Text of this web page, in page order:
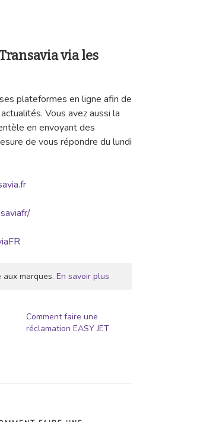
via les
plateformes en ligne afin de
Vous avez aussi la
en envoyant des
de vous répondre du lundi
marques. En savoir plus
Comment faire une
réclamation EASY JET